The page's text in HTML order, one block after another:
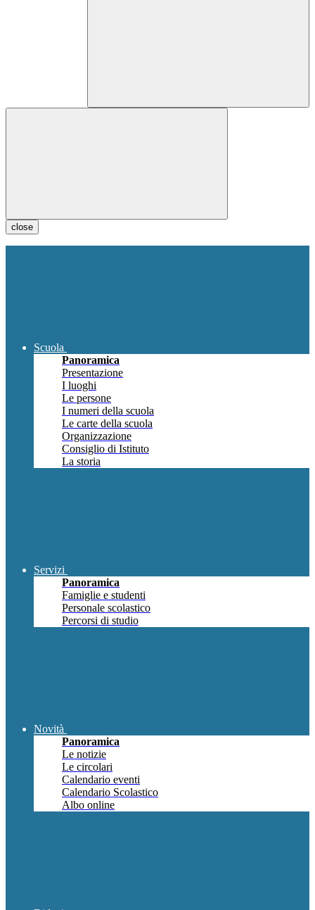
close
Scuola
Panoramica
Presentazione
I luoghi
Le persone
I numeri della scuola
Le carte della scuola
Organizzazione
Consiglio di Istituto
La storia
Servizi
Panoramica
Famiglie e studenti
Personale scolastico
Percorsi di studio
Novità
Panoramica
Le notizie
Le circolari
Calendario eventi
Calendario Scolastico
Albo online